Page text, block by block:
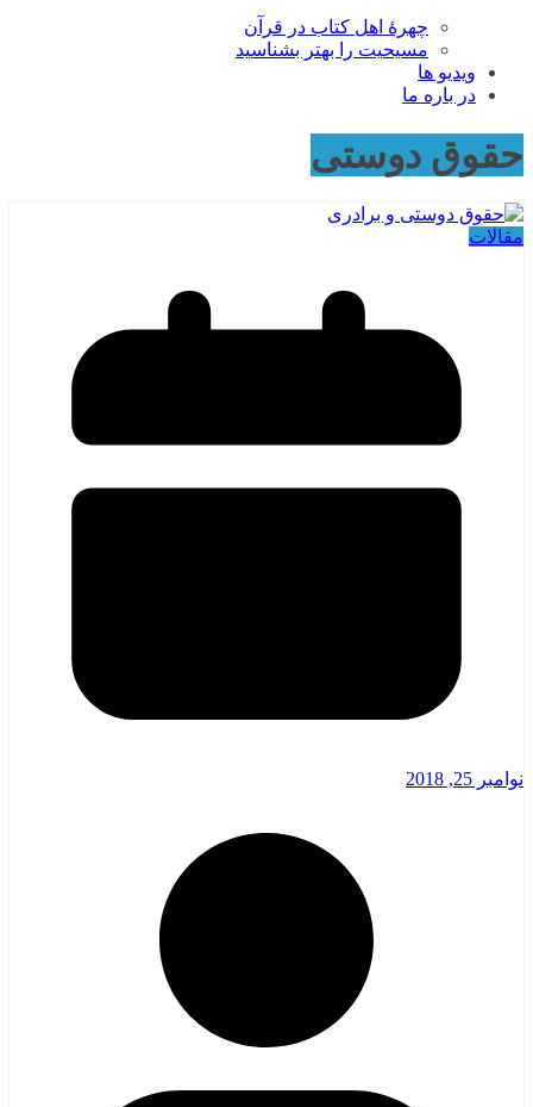
چهرۀ اهل کتاب در قرآن
مسیحیت را بهتر بشناسید
ویدیو ها
در باره ما
حقوق دوستی
مقالات
نوامبر 25, 2018